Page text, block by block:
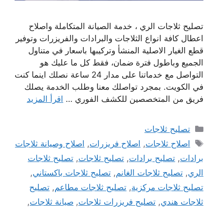
تصليح ثلاجات الري ، خدمة الصيانة المتكاملة واصلاح
اعطال كافة انواع الثلاجات والبرادات والفريزرات وتوفير
قطع الغيار الاصلية المنشأ وتركيبها باسعار في متناول
الجميع وباطول فترة ضمان، فقط كل ما عليك هو
التواصل مع خدماتنا على مدار 24 ساعة نصلك اينما كنت
في الكويت. بمجرد تواصلك معنا وطلب الخدمة يصلك
فريق من المتخصصين للكشف الفوري … اقرأ المزيد
التصنيفات
تصليح ثلاجات
الوسوم
اصلاح ثلاجات, اصلاح فريزرات, اصلاح وصيانة ثلاجات
برادات, تصليح برادات, تصليح ثلاجات, تصليح ثلاجات
الري, تصليح ثلاجات الغانم, تصليح ثلاجات باكستاني,
تصليح ثلاجات مركزية, تصليح ثلاجات مطاعم, تصليح
ثلاجات هندي, تصليح فريزرات ثلاجات, صيانة ثلاجات,